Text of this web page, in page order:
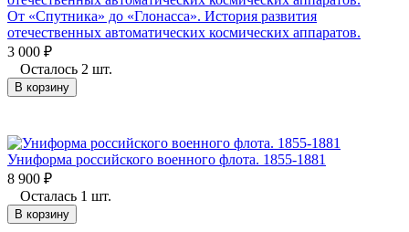
От «Спутника» до «Глонасса». История развития
отечественных автоматических космических аппаратов.
3 000 ₽
Осталось 2 шт.
В корзину
Униформа российского военного флота. 1855-1881
8 900 ₽
Осталась 1 шт.
В корзину